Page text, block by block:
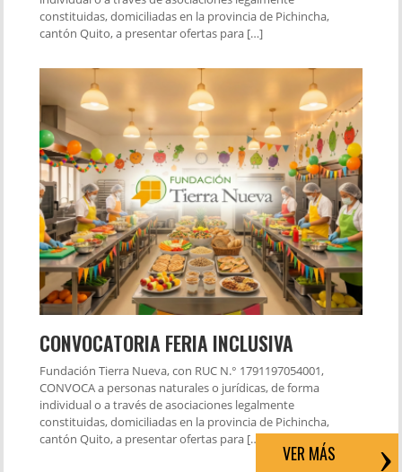
constituidas, domiciliadas en la provincia de Pichincha,
cantón Quito, a presentar ofertas para […]
CONVOCATORIA FERIA INCLUSIVA
Fundación Tierra Nueva, con RUC N.° 1791197054001,
CONVOCA a personas naturales o jurídicas, de forma
individual o a través de asociaciones legalmente
constituidas, domiciliadas en la provincia de Pichincha,
cantón Quito, a presentar ofertas para […]
VER MÁS